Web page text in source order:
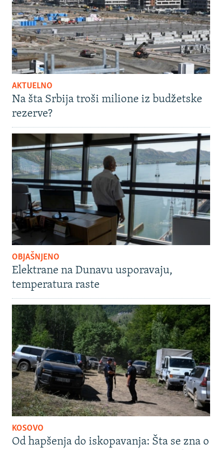
AKTUELNO
Na šta Srbija troši milione iz budžetske
rezerve?
OBJAŠNJENO
Elektrane na Dunavu usporavaju,
temperatura raste
KOSOVO
Od hapšenja do iskopavanja: Šta se zna o